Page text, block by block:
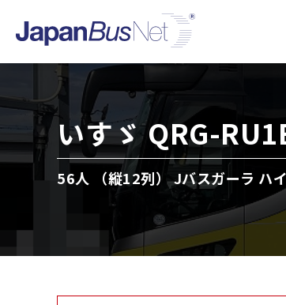
いすゞ QRG-
56人 （縦12列） Jバスガーラ ハ